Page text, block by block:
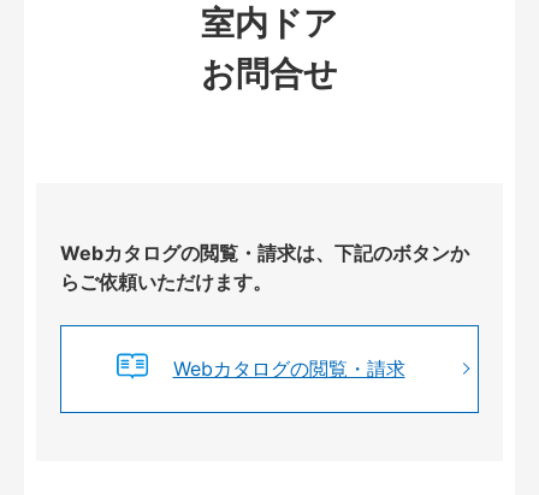
室内ドア
お問合せ
Webカタログの閲覧・請求は、下記のボタンか
らご依頼いただけます。
Webカタログの閲覧・請求